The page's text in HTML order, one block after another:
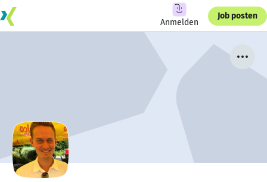
Anmelden
Job posten